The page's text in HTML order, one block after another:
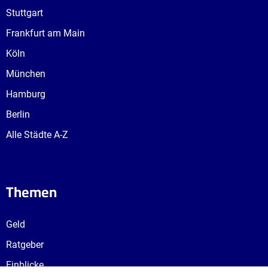
Stuttgart
Frankfurt am Main
Köln
München
Hamburg
Berlin
Alle Städte A-Z
Themen
Geld
Ratgeber
Einblicke